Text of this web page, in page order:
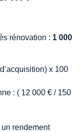
rénovation : 1 000
x 100
: ( 12 000 € / 150
rendement